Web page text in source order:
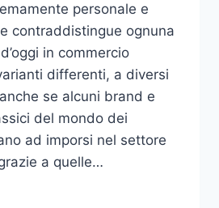
personale e
contraddistingue ognuna
in commercio
differenti, a diversi
se alcuni brand e
del mondo dei
ad imporsi nel settore
a quelle…